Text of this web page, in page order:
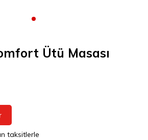
Ütü Masası
taksitlerle